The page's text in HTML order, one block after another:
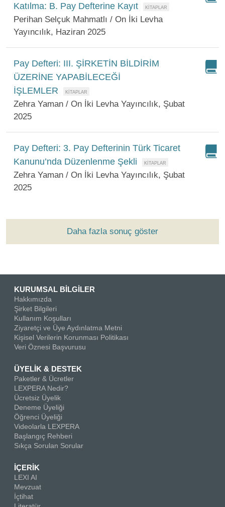
Katılma: B. Pay Defterine Kayıt
Perihan Selçuk Mahmatlı / On İki Levha
Yayıncılık, Haziran 2025
Pay Defteri: III. ŞİRKETİN BİLDİRİM
ÜZERİNE YAPABİLECEĞİ
İŞLEMLER
Zehra Yaman / On İki Levha Yayıncılık, Şubat
2025
Pay Defteri: 3. Pay Defterinin Türk Ticaret
Kanunu’nda Düzenlenme Şekli
Zehra Yaman / On İki Levha Yayıncılık, Şubat
2025
Daha fazla sonuç göster
KURUMSAL BİLGİLER
Hakkımızda
Şirket Bilgileri
Kullanım Koşulları
Ziyaretçi ve Üye Aydınlatma Metni
Kişisel Verilerin Korunması Politikası
Veri Öznesi Başvurusu
ÜYELİK & DESTEK
Paketler & Ücretler
LEXPERA Nedir?
Ücretsiz Üyelik
Deneme Üyeliği
Öğrenci Üyeliği
Videolarla LEXPERA
Başlangıç Rehberi
Sıkça Sorulan Sorular
İÇERİK
LEXI AI
Mevzuat
İçtihat